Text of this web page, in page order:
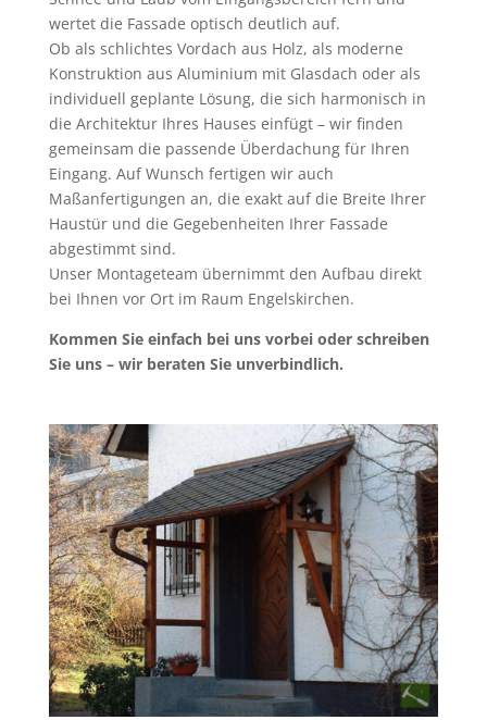
wertet die Fassade optisch deutlich auf.
Ob als schlichtes Vordach aus Holz, als moderne
Konstruktion aus Aluminium mit Glasdach oder als
individuell geplante Lösung, die sich harmonisch in
die Architektur Ihres Hauses einfügt – wir finden
gemeinsam die passende Überdachung für Ihren
Eingang. Auf Wunsch fertigen wir auch
Maßanfertigungen an, die exakt auf die Breite Ihrer
Haustür und die Gegebenheiten Ihrer Fassade
abgestimmt sind.
Unser Montageteam übernimmt den Aufbau direkt
bei Ihnen vor Ort im Raum Engelskirchen.
Kommen Sie einfach bei uns vorbei oder schreiben
Sie uns – wir beraten Sie unverbindlich.